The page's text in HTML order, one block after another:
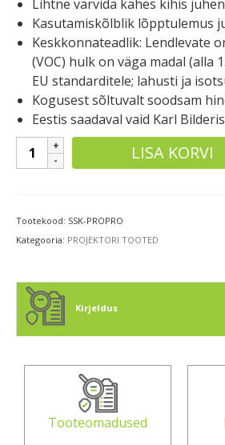
Lihtne värvida kahes kihis
Kasutamiskõlblik lõpptulemus
Keskkonnateadlik: Lendlevate
(VOC) hulk on väga madal (alla
EU standarditele; lahusti ja
Kogusest sõltuvalt soodsam
Eestis saadaval vaid Karl
Smart
projektorivärv
LISA KORVI
Tootekood: SSK-PROPRO
Kategooria: PROJEKTORI TOOTED
Kirjeldus
Tooteomadused